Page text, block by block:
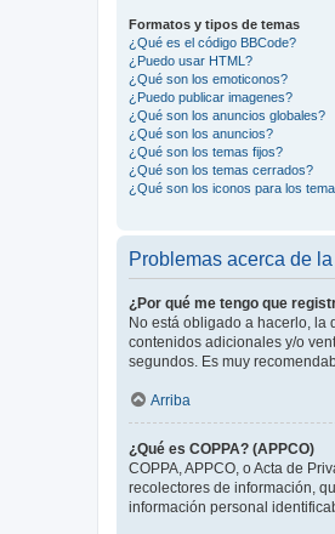
Formatos y tipos de temas
¿Qué es el código BBCode?
¿Puedo usar HTML?
¿Qué son los emoticonos?
¿Puedo publicar imagenes?
¿Qué son los anuncios globales?
¿Qué son los anuncios?
¿Qué son los temas fijos?
¿Qué son los temas cerrados?
¿Qué son los iconos para los
Problemas acerca de
¿Por qué me tengo que
No está obligado a hacerlo, la
contenidos adicionales y/o
segundos. Es muy
Arriba
¿Qué es COPPA? (APPCO)
COPPA, APPCO, o Acta de
recolectores de información,
información personal